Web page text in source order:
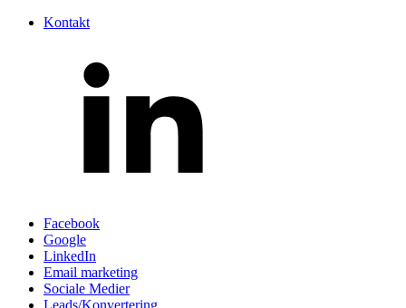
Kontakt
Facebook
Google
LinkedIn
Email marketing
Sociale Medier
Leads/Konvertering